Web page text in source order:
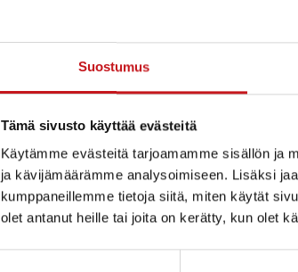
Suostumus
Tämä sivusto käyttää evästeitä
Käytämme evästeitä tarjoamamme sisällön ja
ja kävijämäärämme analysoimiseen. Lisäksi
kumppaneillemme tietoja siitä, miten käytät
olet antanut heille tai joita on kerätty, kun olet
Tarinat
https://www.rautalampi.fi/